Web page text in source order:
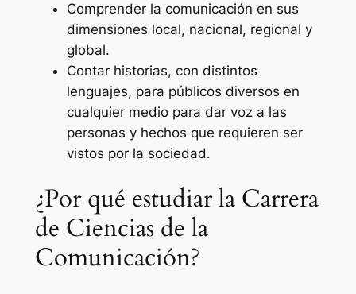
Comprender la comunicación en sus
dimensiones local, nacional, regional y
global.
Contar historias, con distintos
lenguajes, para públicos diversos en
cualquier medio para dar voz a las
personas y hechos que requieren ser
vistos por la sociedad.
¿Por qué estudiar la Carrera
de Ciencias de la
Comunicación?